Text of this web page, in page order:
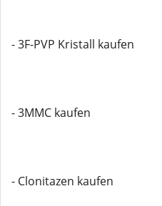
- 3F-PVP Kristall kaufen
- 3MMC kaufen
- Clonitazen kaufen